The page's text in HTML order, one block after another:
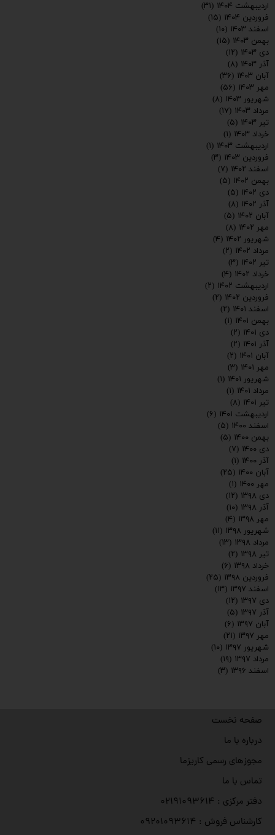
ارسال
اردیبهشت ۱۴۰۴
(۳۱)
فروردین ۱۴۰۴
(۱۵)
اسفند ۱۴۰۳
(۱۰)
بهمن ۱۴۰۳
(۱۵)
دی ۱۴۰۳
(۱۲)
آذر ۱۴۰۳
(۸)
آبان ۱۴۰۳
(۳۶)
مهر ۱۴۰۳
(۵۶)
شهریور ۱۴۰۳
(۸)
مرداد ۱۴۰۳
(۱۷)
تیر ۱۴۰۳
(۵)
خرداد ۱۴۰۳
(۱)
اردیبهشت ۱۴۰۳
(۱)
فروردین ۱۴۰۳
(۳)
اسفند ۱۴۰۲
(۷)
بهمن ۱۴۰۲
(۵)
دی ۱۴۰۲
(۵)
آذر ۱۴۰۲
(۸)
آبان ۱۴۰۲
(۵)
مهر ۱۴۰۲
(۸)
شهریور ۱۴۰۲
(۴)
مرداد ۱۴۰۲
(۲)
تیر ۱۴۰۲
(۳)
خرداد ۱۴۰۲
(۴)
اردیبهشت ۱۴۰۲
(۲)
فروردین ۱۴۰۲
(۲)
اسفند ۱۴۰۱
(۲)
بهمن ۱۴۰۱
(۱)
دی ۱۴۰۱
(۲)
آذر ۱۴۰۱
(۲)
آبان ۱۴۰۱
(۲)
مهر ۱۴۰۱
(۳)
شهریور ۱۴۰۱
(۱)
مرداد ۱۴۰۱
(۱)
تیر ۱۴۰۱
(۸)
اردیبهشت ۱۴۰۱
(۶)
اسفند ۱۴۰۰
(۵)
بهمن ۱۴۰۰
(۵)
دی ۱۴۰۰
(۷)
آذر ۱۴۰۰
(۱)
آبان ۱۴۰۰
(۲۵)
مهر ۱۴۰۰
(۱)
دی ۱۳۹۸
(۱۲)
آذر ۱۳۹۸
(۱۰)
مهر ۱۳۹۸
(۴)
شهریور ۱۳۹۸
(۱۱)
مرداد ۱۳۹۸
(۱۳)
تیر ۱۳۹۸
(۲)
خرداد ۱۳۹۸
(۶)
فروردین ۱۳۹۸
(۲۵)
اسفند ۱۳۹۷
(۱۳)
دی ۱۳۹۷
(۱۲)
آذر ۱۳۹۷
(۵)
آبان ۱۳۹۷
(۶)
مهر ۱۳۹۷
(۲۱)
شهریور ۱۳۹۷
(۱۰)
مرداد ۱۳۹۷
(۱۹)
اسفند ۱۳۹۶
(۳)
صفحه نخست
درباره با ما
مجوزهای رسمی کاریزما
تماس با ما
دفتر مرکزی : ۰۲۱۹۱۰۹۳۶۱۴
کارشناس فروش : ۰۹۲۰۱۰۹۳۶۱۴